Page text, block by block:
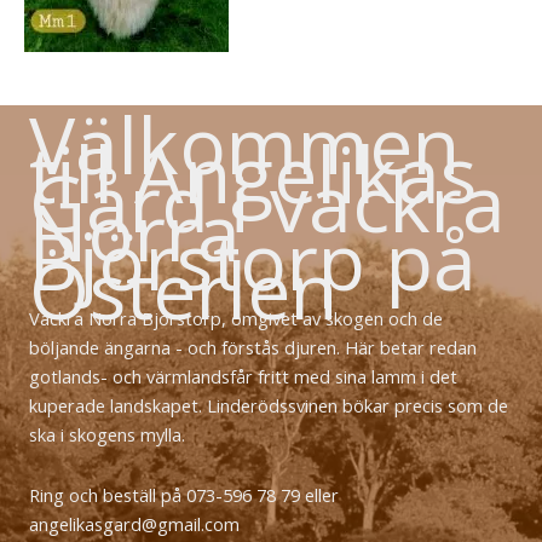
Välkommen
till Angelikas
Gård i vackra
Norra
Björstorp på
Österlen
Vackra Norra Björstorp, omgivet av skogen och de
böljande ängarna - och förstås djuren. Här betar redan
gotlands- och värmlandsfår fritt med sina lamm i det
kuperade landskapet. Linderödssvinen bökar precis som de
ska i skogens mylla.
Ring och beställ på 073-596 78 79 eller
angelikasgard@gmail.com